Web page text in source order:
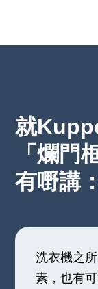
就
「爛門
有嘢講：
洗衣機之
素，也有